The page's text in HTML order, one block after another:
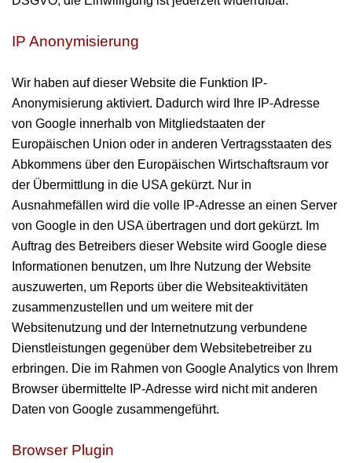
IP Anonymisierung
Wir haben auf dieser Website die Funktion IP-
Anonymisierung aktiviert. Dadurch wird Ihre IP-Adresse
von Google innerhalb von Mitgliedstaaten der
Europäischen Union oder in anderen Vertragsstaaten des
Abkommens über den Europäischen Wirtschaftsraum vor
der Übermittlung in die USA gekürzt. Nur in
Ausnahmefällen wird die volle IP-Adresse an einen Server
von Google in den USA übertragen und dort gekürzt. Im
Auftrag des Betreibers dieser Website wird Google diese
Informationen benutzen, um Ihre Nutzung der Website
auszuwerten, um Reports über die Websiteaktivitäten
zusammenzustellen und um weitere mit der
Websitenutzung und der Internetnutzung verbundene
Dienstleistungen gegenüber dem Websitebetreiber zu
erbringen. Die im Rahmen von Google Analytics von Ihrem
Browser übermittelte IP-Adresse wird nicht mit anderen
Daten von Google zusammengeführt.
Browser Plugin